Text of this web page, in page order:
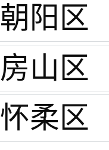
朝阳区
房山区
怀柔区